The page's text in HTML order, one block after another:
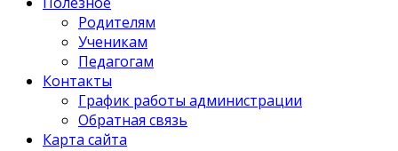
Родителям
Ученикам
Педагогам
Контакты
График работы администрации
Обратная связь
Карта сайта